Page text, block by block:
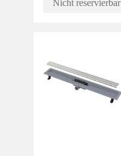
Nicht reservierbar